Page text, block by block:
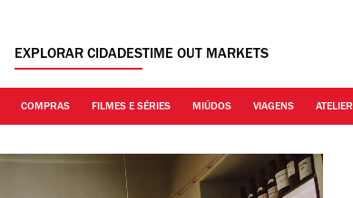
EXPLORAR CIDADESTIME OUT MARKETS
COMPRAS FILMES E SÉRIES MIÚDOS VIAGENS ATELIER